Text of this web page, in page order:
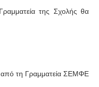
της Σχολής θα
από τη Γραμματεία ΣΕΜΦΕ